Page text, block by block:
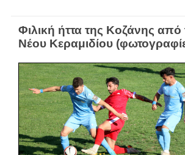
Φιλική ήττα της Κοζάνης από
Νέου Κεραμιδίου